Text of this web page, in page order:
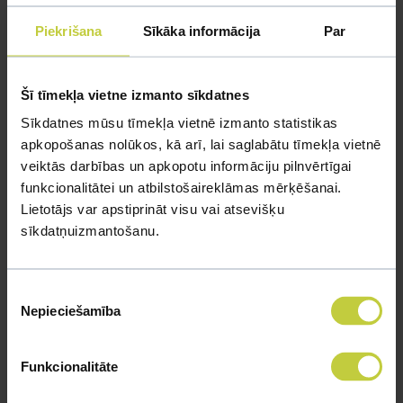
Piekrišana Sīkāka informācija Par
Šī tīmekļa vietne izmanto sīkdatnes
Sīkdatnes mūsu tīmekļa vietnē izmanto statistikas
apkopošanas nolūkos, kā arī, lai saglabātu tīmekļa vietnē
veiktās darbības un apkopotu informāciju pilnvērtīgai
funkcionalitātei un atbilstošaireklāmas mērķēšanai.
Lietotājs var apstiprināt visu vai atsevišķu
sīkdatņuizmantošanu.
izvēle
Nepieciešamība
Funkcionalitāte
gaisa temperatūra, netīrs terārijs un netīrs ūdens.
Kalcija trūkums – izraisa pārāk augsts fosfora daudzums
organismā, nepietiekams kalcija līmenis un A vitamīna
trūkums organismā. Hameleonam mīksti kauli, žoklis,
apetītes zudums, letarģija, deformācijas.
A vitamīna trūkums – viegli novēršams, papildus dodot
Hameleonam piepampušas kājas, ādas Abnormalitātes,
piepampušas acis, palielinātas aknas, kaulu deformācijas
Dehidrācija - nepietiekama pieeja ūdenim. Hameleonam
iekritušas acis, apetītes zudums, vāja āda.